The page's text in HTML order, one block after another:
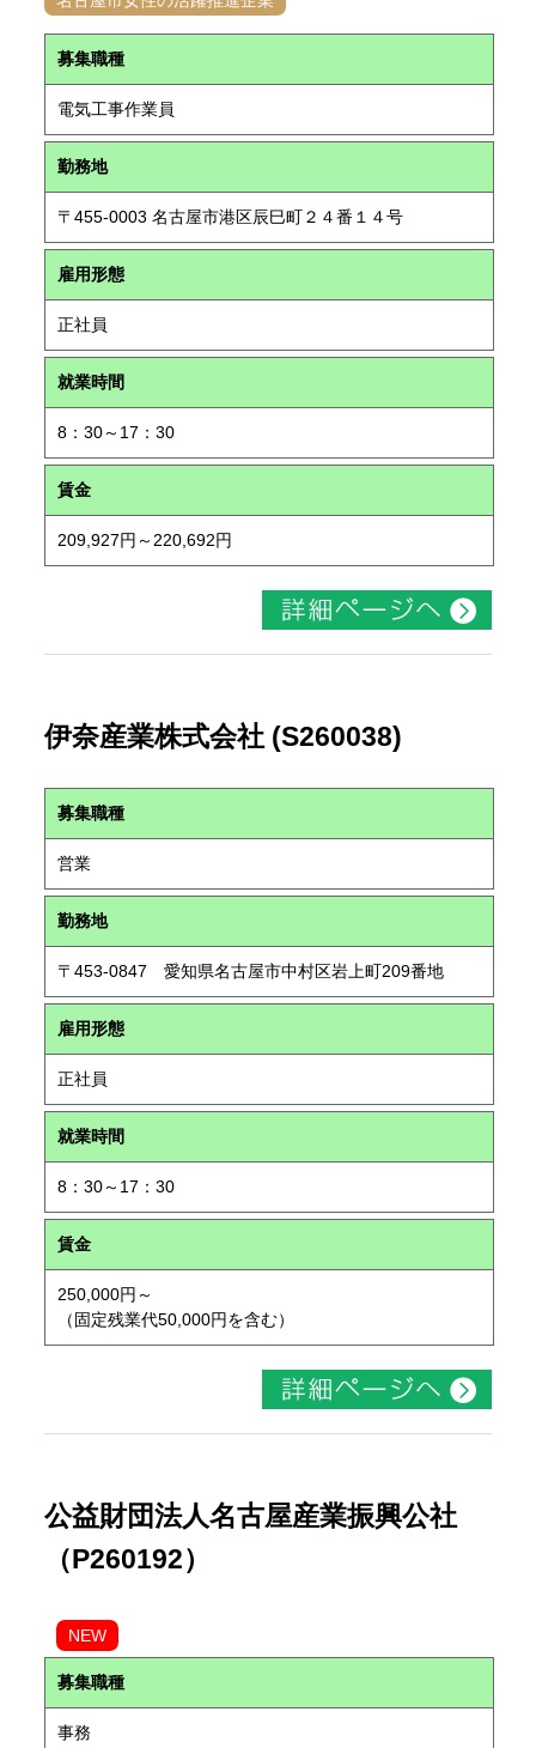
募集職種
電気工事作業員
勤務地
〒455-0003 名古屋市港区辰巳町２４番１４号
雇用形態
正社員
就業時間
8：30～17：30
賃金
209,927円～220,692円
伊奈産業株式会社 (S260038)
募集職種
営業
勤務地
〒453-0847 愛知県名古屋市中村区岩上町209番地
雇用形態
正社員
就業時間
8：30～17：30
賃金
250,000円～
（固定残業代50,000円を含む）
公益財団法人名古屋産業振興公社
（P260192）
NEW
募集職種
事務